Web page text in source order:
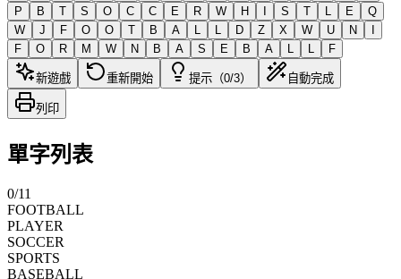
P
B T S O C C E R W H I S T L E
Q
W
J F O O T B A L L D Z X W U N
I
F
O R M W N B A S E B A L L F
新遊戲 重新開始 提示（0/3） 自動完成
列印
單字列表
0/11
FOOTBALL
PLAYER
SOCCER
SPORTS
BASEBALL